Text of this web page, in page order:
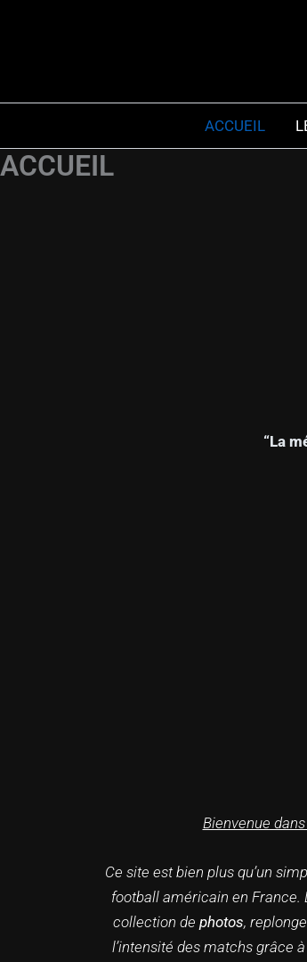
ACCUEIL
ACCUEIL
“La
Bienvenue
Ce site est bien plus qu’un
football américain en France.
collection de photos,
l’intensité des matchs grâce